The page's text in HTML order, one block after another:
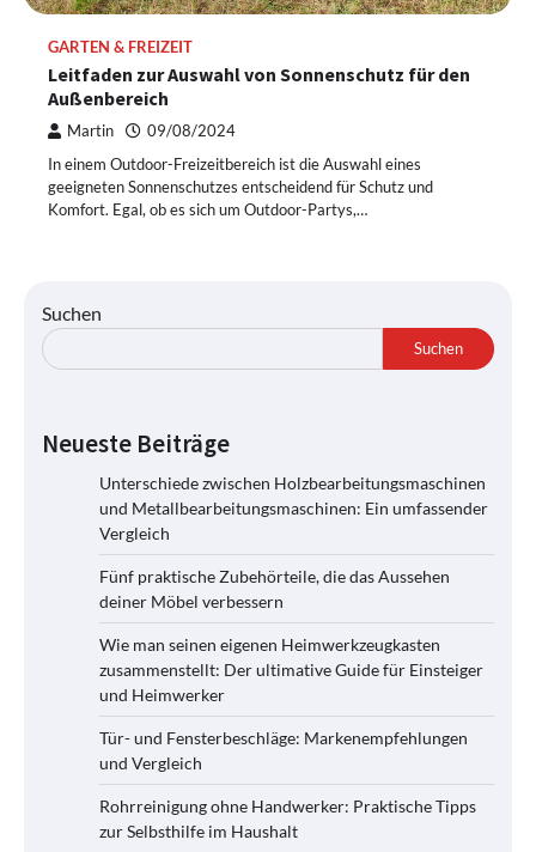
GARTEN & FREIZEIT
Leitfaden zur Auswahl von Sonnenschutz für den
Außenbereich
Martin 09/08/2024
In einem Outdoor-Freizeitbereich ist die Auswahl eines
geeigneten Sonnenschutzes entscheidend für Schutz und
Komfort. Egal, ob es sich um Outdoor-Partys,…
Suchen
Suchen
Neueste Beiträge
Unterschiede zwischen Holzbearbeitungsmaschinen
und Metallbearbeitungsmaschinen: Ein umfassender
Vergleich
Fünf praktische Zubehörteile, die das Aussehen
deiner Möbel verbessern
Wie man seinen eigenen Heimwerkzeugkasten
zusammenstellt: Der ultimative Guide für Einsteiger
und Heimwerker
Tür- und Fensterbeschläge: Markenempfehlungen
und Vergleich
Rohrreinigung ohne Handwerker: Praktische Tipps
zur Selbsthilfe im Haushalt